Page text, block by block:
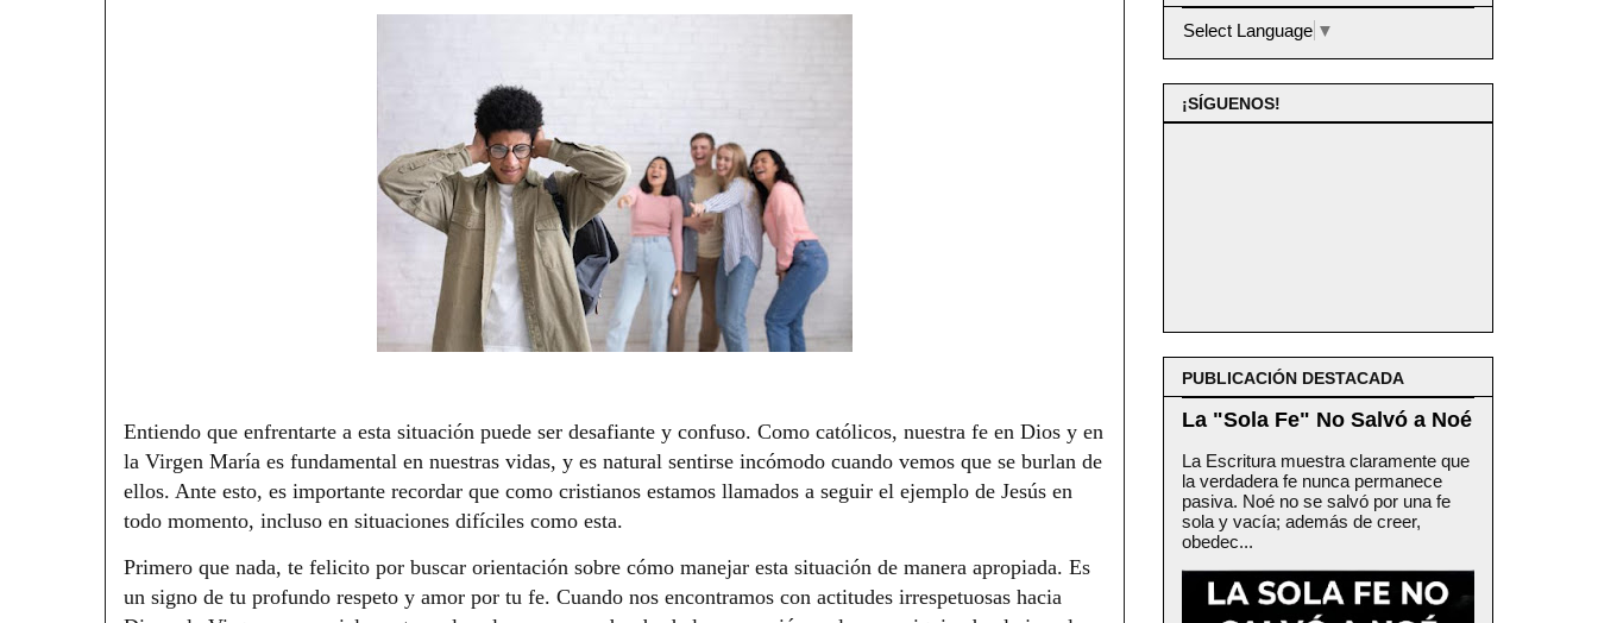
Entiendo que enfrentarte a esta situación puede ser desafiante y confuso. Como católicos, nuestra fe en Dios y en
la Virgen María es fundamental en nuestras vidas, y es natural sentirse incómodo cuando vemos que se burlan de
ellos. Ante esto, es importante recordar que como cristianos estamos llamados a seguir el ejemplo de Jesús en
todo momento, incluso en situaciones difíciles como esta.
Primero que nada, te felicito por buscar orientación sobre cómo manejar esta situación de manera apropiada. Es
un signo de tu profundo respeto y amor por tu fe. Cuando nos encontramos con actitudes irrespetuosas hacia
Select Language ▼
¡SÍGUENOS!
PUBLICACIÓN DESTACADA
La "Sola Fe" No Salvó a Noé
La Escritura muestra claramente que
la verdadera fe nunca permanece
pasiva. Noé no se salvó por una fe
sola y vacía; además de creer,
obedec...